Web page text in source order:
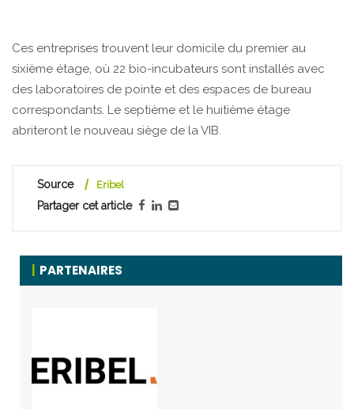
Ces entreprises trouvent leur domicile du premier au
sixième étage, où 22 bio-incubateurs sont installés avec
des laboratoires de pointe et des espaces de bureau
correspondants. Le septième et le huitième étage
abriteront le nouveau siège de la VIB.
Source Eribel
Partager cet article
PARTENAIRES